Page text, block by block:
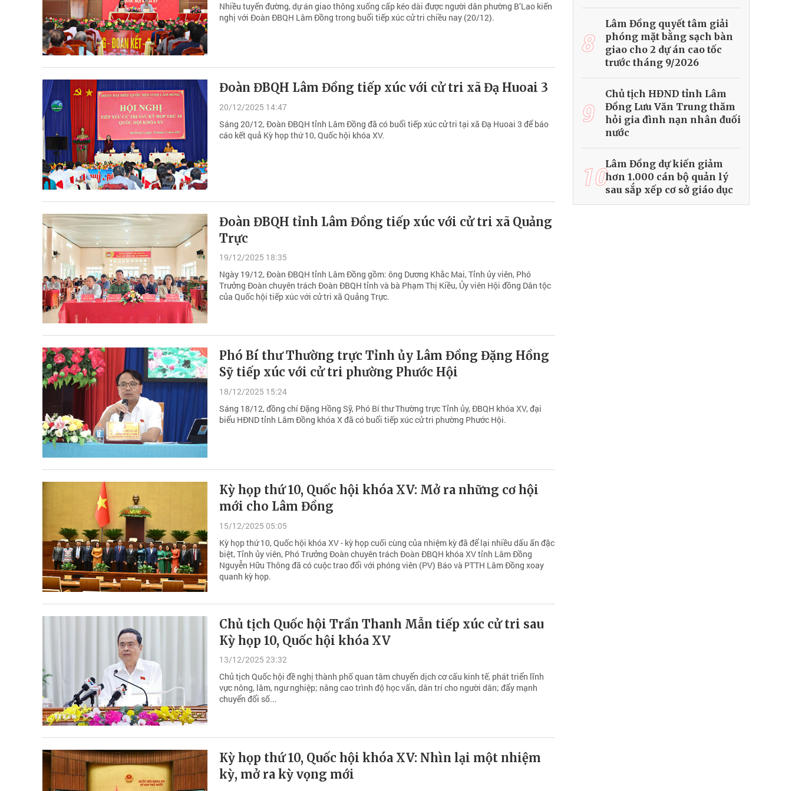
Nhiều tuyến đường, dự án giao thông xuống cấp kéo dài được người dân phường B’Lao kiến
nghị với Đoàn ĐBQH Lâm Đồng trong buổi tiếp xúc cử tri chiều nay (20/12).
Đoàn ĐBQH Lâm Đồng tiếp xúc với cử tri xã Đạ Huoai 3
20/12/2025 14:47
Sáng 20/12, Đoàn ĐBQH tỉnh Lâm Đồng đã có buổi tiếp xúc cử tri tại xã Đạ Huoai 3 để báo
cáo kết quả Kỳ họp thứ 10, Quốc hội khóa XV.
Đoàn ĐBQH tỉnh Lâm Đồng tiếp xúc với cử tri xã Quảng
Trực
19/12/2025 18:35
Ngày 19/12, Đoàn ĐBQH tỉnh Lâm Đồng gồm: ông Dương Khắc Mai, Tỉnh ủy viên, Phó
Trưởng Đoàn chuyên trách Đoàn ĐBQH tỉnh và bà Phạm Thị Kiều, Ủy viên Hội đồng Dân tộc
của Quốc hội tiếp xúc với cử tri xã Quảng Trực.
Phó Bí thư Thường trực Tỉnh ủy Lâm Đồng Đặng Hồng
Sỹ tiếp xúc với cử tri phường Phước Hội
18/12/2025 15:24
Sáng 18/12, đồng chí Đặng Hồng Sỹ, Phó Bí thư Thường trực Tỉnh ủy, ĐBQH khóa XV, đại
biểu HĐND tỉnh Lâm Đồng khóa X đã có buổi tiếp xúc cử tri phường Phước Hội.
Kỳ họp thứ 10, Quốc hội khóa XV: Mở ra những cơ hội
mới cho Lâm Đồng
15/12/2025 05:05
Kỳ họp thứ 10, Quốc hội khóa XV - kỳ họp cuối cùng của nhiệm kỳ đã để lại nhiều dấu ấn đặc
biệt, Tỉnh ủy viên, Phó Trưởng Đoàn chuyên trách Đoàn ĐBQH khóa XV tỉnh Lâm Đồng
Nguyễn Hữu Thông đã có cuộc trao đổi với phóng viên (PV) Báo và PTTH Lâm Đồng xoay
quanh kỳ họp.
Chủ tịch Quốc hội Trần Thanh Mẫn tiếp xúc cử tri sau
Kỳ họp 10, Quốc hội khóa XV
13/12/2025 23:32
Chủ tịch Quốc hội đề nghị thành phố quan tâm chuyển dịch cơ cấu kinh tế, phát triển lĩnh
vực nông, lâm, ngư nghiệp; nâng cao trình độ học vấn, dân trí cho người dân; đẩy mạnh
chuyển đổi số...
Kỳ họp thứ 10, Quốc hội khóa XV: Nhìn lại một nhiệm
kỳ, mở ra kỳ vọng mới
8
Lâm Đồng quyết tâm giải
phóng mặt bằng sạch bàn
giao cho 2 dự án cao tốc
trước tháng 9/2026
9
Chủ tịch HĐND tỉnh Lâm
Đồng Lưu Văn Trung thăm
hỏi gia đình nạn nhân đuối
nước
10Lâm Đồng dự kiến giảm
hơn 1.000 cán bộ quản lý
sau sắp xếp cơ sở giáo dục